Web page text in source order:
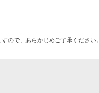
ので、あらかじめご了承ください。
土曜一日体験講座